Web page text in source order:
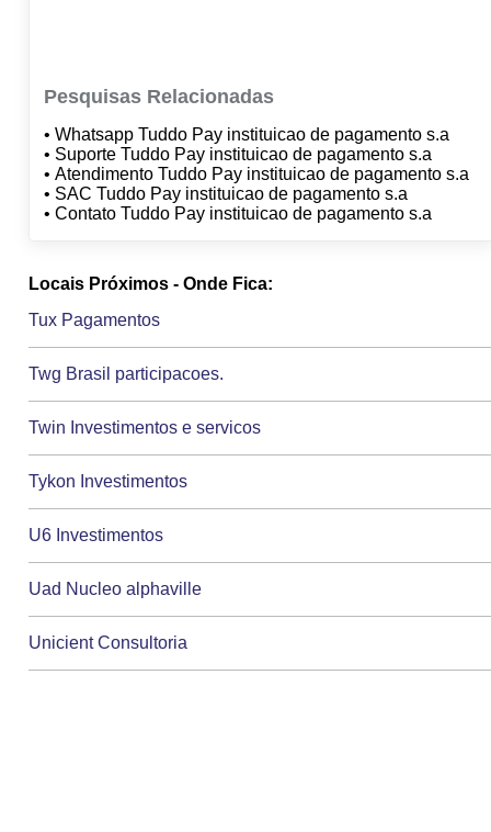
Pesquisas Relacionadas
• Whatsapp Tuddo Pay instituicao de pagamento s.a
• Suporte Tuddo Pay instituicao de pagamento s.a
• Atendimento Tuddo Pay instituicao de pagamento s.a
• SAC Tuddo Pay instituicao de pagamento s.a
• Contato Tuddo Pay instituicao de pagamento s.a
Locais Próximos - Onde Fica:
Tux Pagamentos
Twg Brasil participacoes.
Twin Investimentos e servicos
Tykon Investimentos
U6 Investimentos
Uad Nucleo alphaville
Unicient Consultoria